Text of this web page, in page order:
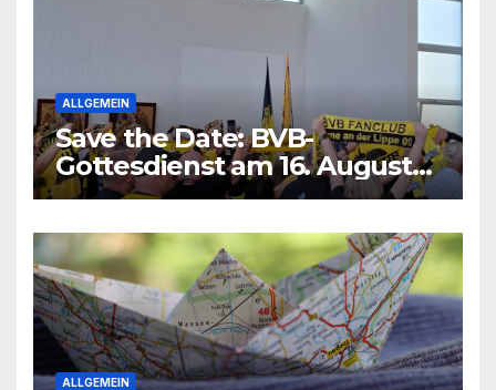
ALLGEMEIN
Save the Date: BVB-
Gottesdienst am 16. August
2026
ALLGEMEIN